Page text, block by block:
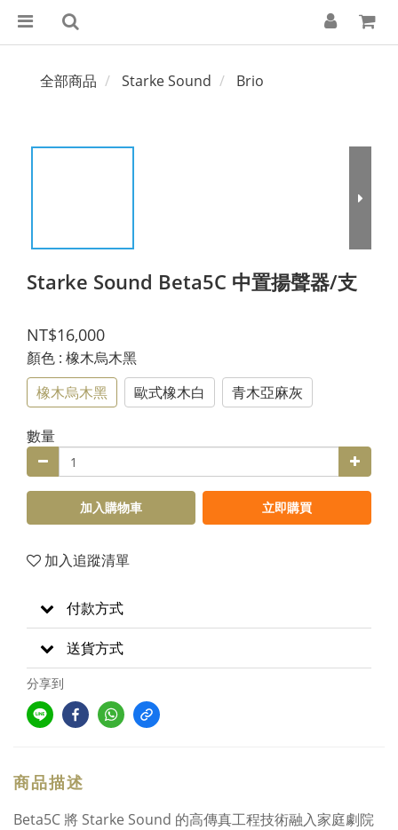
全部商品 Starke Sound Brio
Starke Sound Beta5C 中置揚聲器/支
NT$16,000
顏色 : 橡木烏木黑
橡木烏木黑
歐式橡木白 青木亞麻灰
數量
加入購物車 立即購買
加入追蹤清單
付款方式
送貨方式
分享到
商品描述
Beta5C 將 Starke Sound 的高傳真工程技術融入家庭劇院